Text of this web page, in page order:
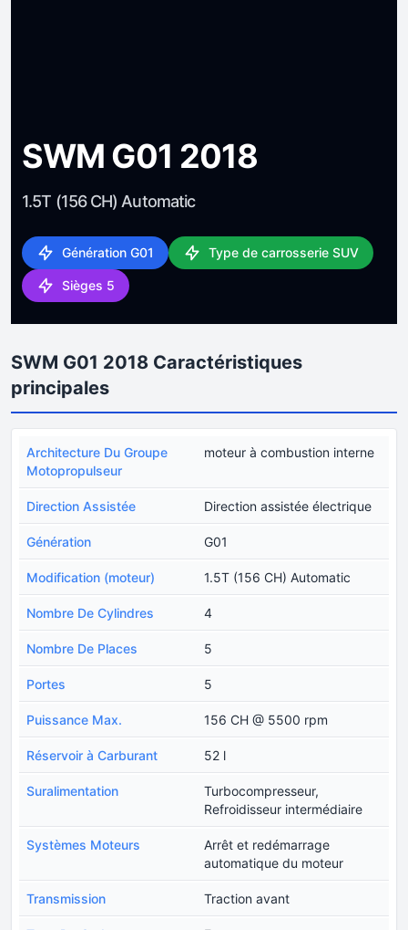
SWM G01 2018
1.5T (156 CH) Automatic
Génération G01 Type de carrosserie SUV
Sièges 5
SWM G01 2018 Caractéristiques
principales
Architecture Du Groupe
Motopropulseur
moteur à combustion interne
Direction Assistée Direction assistée électrique
Génération G01
Modification (moteur) 1.5T (156 CH) Automatic
Nombre De Cylindres 4
Nombre De Places 5
Portes 5
Puissance Max. 156 CH @ 5500 rpm
Réservoir à Carburant 52 l
Suralimentation
Turbocompresseur,
Refroidisseur intermédiaire
Systèmes Moteurs
Arrêt et redémarrage
automatique du moteur
Transmission Traction avant